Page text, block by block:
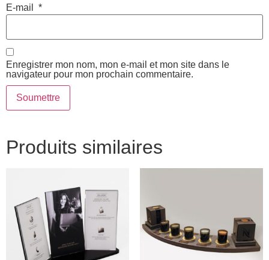
E-mail *
Enregistrer mon nom, mon e-mail et mon site dans le
navigateur pour mon prochain commentaire.
Produits similaires